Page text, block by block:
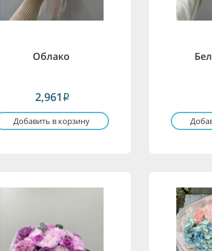
Облако
2,961 i
Добавить в корзину